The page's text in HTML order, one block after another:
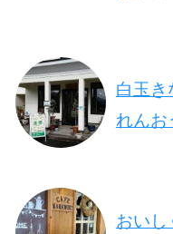
白玉き
れんお
おいし